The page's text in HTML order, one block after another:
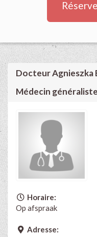
Docteur Agnieszka
Médecin généraliste
Horaire:
Op afspraak
Adresse: